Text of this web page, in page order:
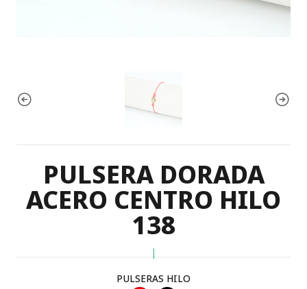
PULSERA DORADA
ACERO CENTRO HILO
138
|
PULSERAS HILO